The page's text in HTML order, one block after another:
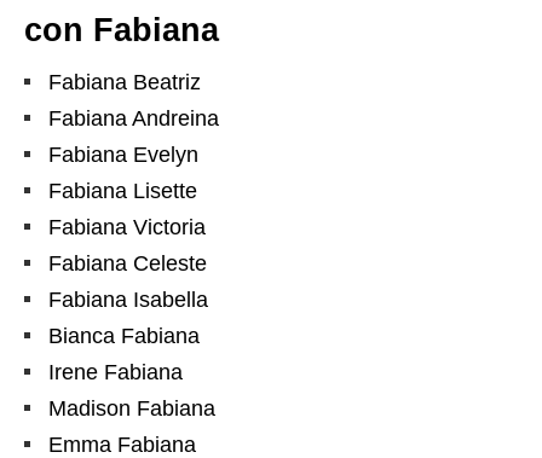
con Fabiana
Fabiana Beatriz
Fabiana Andreina
Fabiana Evelyn
Fabiana Lisette
Fabiana Victoria
Fabiana Celeste
Fabiana Isabella
Bianca Fabiana
Irene Fabiana
Madison Fabiana
Emma Fabiana